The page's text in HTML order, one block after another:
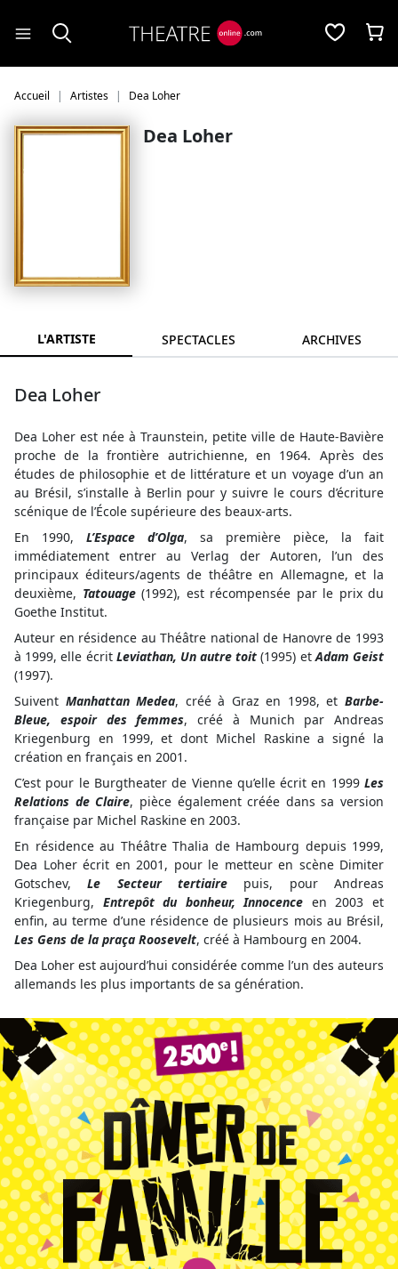
Accueil Artistes Dea Loher
Dea Loher
L'ARTISTE SPECTACLES ARCHIVES
Dea Loher
Dea Loher est née à Traunstein, petite ville de Haute-Bavière
proche de la frontière autrichienne, en 1964. Après des
études de philosophie et de littérature et un voyage d’un an
au Brésil, s’installe à Berlin pour y suivre le cours d’écriture
scénique de l’École supérieure des beaux-arts.
En 1990, L’Espace d’Olga, sa première pièce, la fait
immédiatement entrer au Verlag der Autoren, l’un des
principaux éditeurs/agents de théâtre en Allemagne, et la
deuxième, Tatouage(1992), est récompensée par le prix du
Goethe Institut.
Auteur en résidence au Théâtre national de Hanovre de 1993
à 1999, elle écrit Leviathan, Un autre toit (1995) etAdam Geist
(1997).
Suivent Manhattan Medea, créé à Graz en 1998, etBarbe-
Bleue, espoir des femmes, créé à Munich par Andreas
Kriegenburg en 1999, et dont Michel Raskine a signé la
création en français en 2001.
C’est pour le Burgtheater de Vienne qu’elle écrit en 1999 Les
Relations de Claire, pièce également créée dans sa version
française par Michel Raskine en 2003.
En résidence au Théâtre Thalia de Hambourg depuis 1999,
Dea Loher écrit en 2001, pour le metteur en scène Dimiter
Gotschev,Le Secteur tertiaire puis, pour Andreas
Kriegenburg, Entrepôt du bonheur,Innocence en 2003 et
enfin, au terme d’une résidence de plusieurs mois au Brésil,
Les Gens de la praça Roosevelt, créé à Hambourg en 2004.
Dea Loher est aujourd’hui considérée comme l’un des auteurs
allemands les plus importants de sa génération.